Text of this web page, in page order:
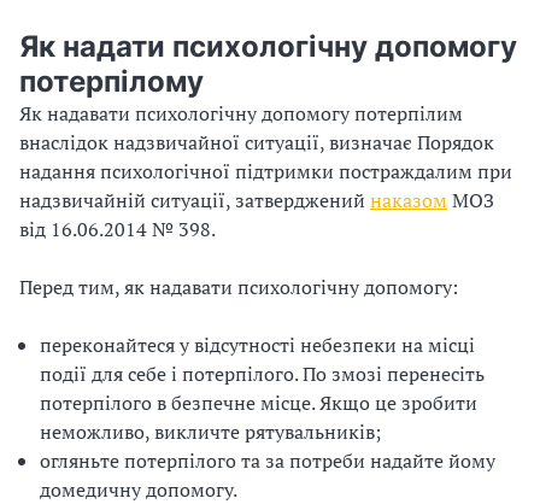
Як надати психологічну допомогу
потерпілому
Як надавати психологічну допомогу потерпілим
внаслідок надзвичайної ситуації, визначає Порядок
надання психологічної підтримки постраждалим при
надзвичайній ситуації, затверджений наказомМОЗ
від 16.06.2014 № 398.
Перед тим, як надавати психологічну допомогу:
переконайтеся у відсутності небезпеки на місці
події для себе і потерпілого. По змозі перенесіть
потерпілого в безпечне місце. Якщо це зробити
неможливо, викличте рятувальників;
огляньте потерпілого та за потреби надайте йому
домедичну допомогу.